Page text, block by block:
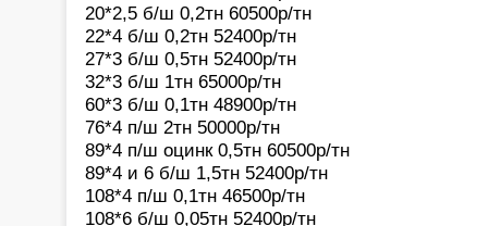
20*2,5 б/ш 0,2тн 60500р/тн
22*4 б/ш 0,2тн 52400р/тн
27*3 б/ш 0,5тн 52400р/тн
32*3 б/ш 1тн 65000р/тн
60*3 б/ш 0,1тн 48900р/тн
76*4 п/ш 2тн 50000р/тн
89*4 п/ш оцинк 0,5тн 60500р/тн
89*4 и 6 б/ш 1,5тн 52400р/тн
108*4 п/ш 0,1тн 46500р/тн
108*6 б/ш 0,05тн 52400р/тн